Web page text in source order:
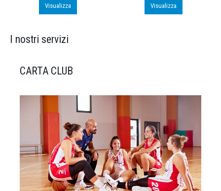
Visualizza Visualizza
I nostri servizi
CARTA CLUB